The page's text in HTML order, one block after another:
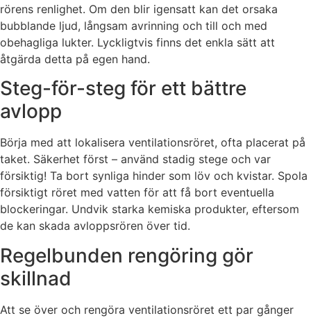
rörens renlighet. Om den blir igensatt kan det orsaka
bubblande ljud, långsam avrinning och till och med
obehagliga lukter. Lyckligtvis finns det enkla sätt att
åtgärda detta på egen hand.
Steg-för-steg för ett bättre
avlopp
Börja med att lokalisera ventilationsröret, ofta placerat på
taket. Säkerhet först – använd stadig stege och var
försiktig! Ta bort synliga hinder som löv och kvistar. Spola
försiktigt röret med vatten för att få bort eventuella
blockeringar. Undvik starka kemiska produkter, eftersom
de kan skada avloppsrören över tid.
Regelbunden rengöring gör
skillnad
Att se över och rengöra ventilationsröret ett par gånger